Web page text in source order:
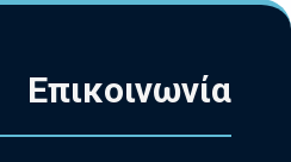
Επικοινωνία